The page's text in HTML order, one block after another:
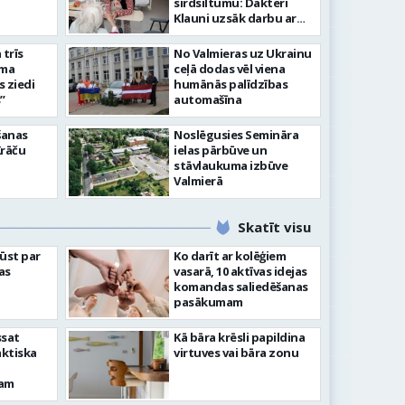
svētku gājiens 2026
trīs
ziedi
Klauni uzsāk darbu ar
senioriem Vidzemes
slimnīcā
No Valmieras uz Ukrainu
ceļā dodas vēl viena
humānās palīdzības
automašīna
Noslēgusies Semināra
ielas pārbūve un
stāvlaukuma izbūve
Valmierā
Skatīt visu
par
Ko darīt ar kolēģiem
vasarā, 10 aktīvas idejas
komandas saliedēšanas
pasākumam
Kā bāra krēsli papildina
virtuves vai bāra zonu